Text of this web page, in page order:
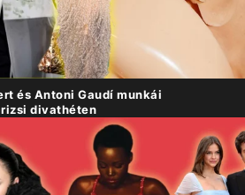
és Antoni Gaudí munkái
divathéten